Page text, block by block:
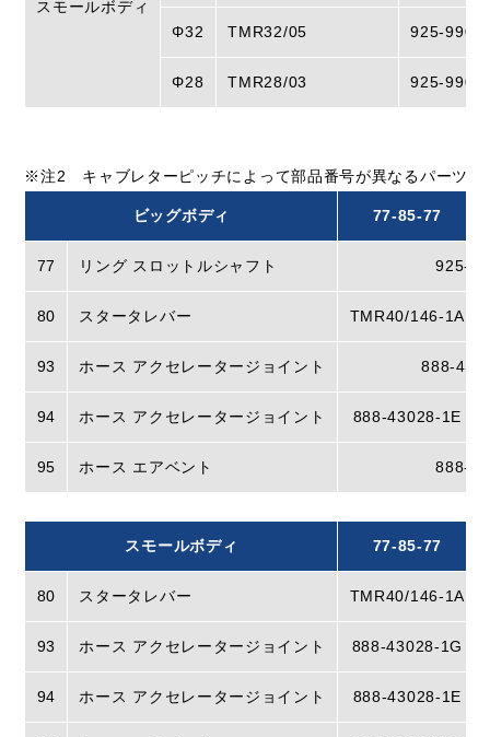
スモールボディ
Φ32 TMR32/05 925-
Φ28 TMR28/03 925-
※注2 キャブレターピッチによって部品番号が異なるパーツ
ビッグボディ 77-85-77
77 リング スロットルシャフト 925-
80 スタータレバー TMR40/146-1A
93 ホース アクセレータージョイント 888-
94 ホース アクセレータージョイント 888-43028-1E
95 ホース エアベント 888-
スモールボディ 77-85-77
80 スタータレバー TMR40/146-1A
93 ホース アクセレータージョイント 888-43028-1G
94 ホース アクセレータージョイント 888-43028-1E